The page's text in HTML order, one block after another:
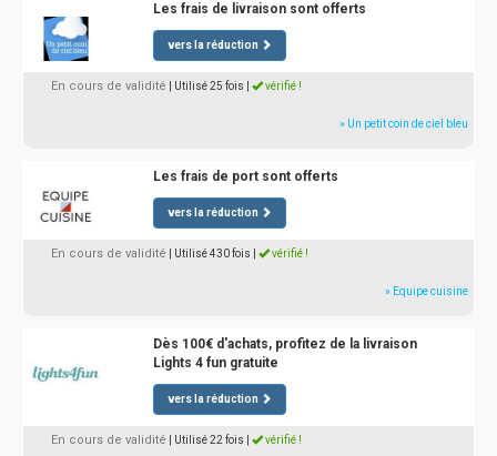
Les frais de livraison sont offerts
vers la réduction
En cours de validité | Utilisé 25 fois vérifié !
» Un petit coin de ciel bleu
Les frais de port sont offerts
vers la réduction
En cours de validité | Utilisé 430 fois vérifié !
» Equipe cuisine
Dès 100€ d'achats, profitez de la livraison
Lights 4 fun gratuite
vers la réduction
En cours de validité | Utilisé 22 fois vérifié !